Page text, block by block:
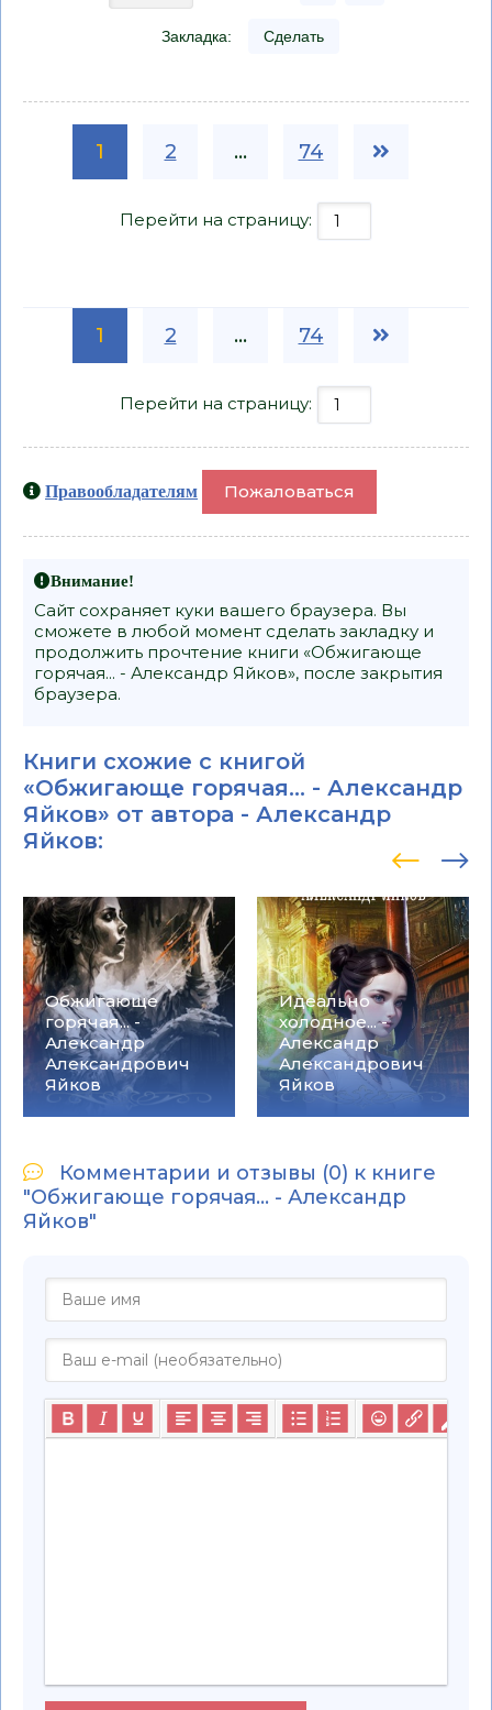
Закладка: Сделать
1 2 ... 74
Перейти на страницу:
1 2 ... 74
Перейти на страницу:
Правообладателям Пожаловаться
Внимание!
Сайт сохраняет куки вашего браузера. Вы
сможете в любой момент сделать закладку и
продолжить прочтение книги «Обжигающе
горячая... - Александр Яйков», после закрытия
браузера.
Книги схожие с книгой
«Обжигающе горячая... - Александр
Яйков» от автора - Александр
Яйков:
Обжигающе
горячая... -
Александр
Александрович
Яйков
Идеально
холодное... -
Александр
Александрович
Яйков
Комментарии и отзывы (0) к книге
"Обжигающе горячая... - Александр
Яйков"